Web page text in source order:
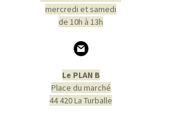
mercredi et samedi
de 10h à 13h
Le PLAN B
Place du marché
44 420 La Turballe